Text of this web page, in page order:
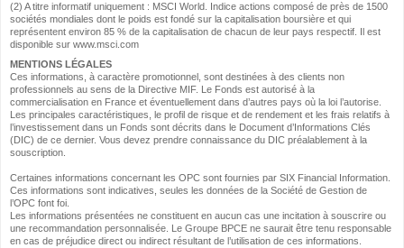
(2) A titre informatif uniquement : MSCI World. Indice actions composé de près de 1500
sociétés mondiales dont le poids est fondé sur la capitalisation boursière et qui
représentent environ 85 % de la capitalisation de chacun de leur pays respectif. Il est
disponible sur www.msci.com
MENTIONS LÉGALES
Ces informations, à caractère promotionnel, sont destinées à des clients non
professionnels au sens de la Directive MIF. Le Fonds est autorisé à la
commercialisation en France et éventuellement dans d’autres pays où la loi l’autorise.
Les principales caractéristiques, le profil de risque et de rendement et les frais relatifs à
l’investissement dans un Fonds sont décrits dans le Document d’Informations Clés
(DIC) de ce dernier. Vous devez prendre connaissance du DIC préalablement à la
souscription.
Certaines informations concernant les OPC sont fournies par SIX Financial Information.
Ces informations sont indicatives, seules les données de la Société de Gestion de
l’OPC font foi.
Les informations présentées ne constituent en aucun cas une incitation à souscrire ou
une recommandation personnalisée. Le Groupe BPCE ne saurait être tenu responsable
en cas de préjudice direct ou indirect résultant de l’utilisation de ces informations.